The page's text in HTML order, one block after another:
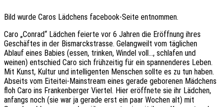
Bild wurde Caros Lädchens facebook-Seite entnommen.
Caro „Conrad“ Lädchen feierte vor 6 Jahren die Eröffnung ihres
Geschäftes in der Bismarckstrasse. Gelangweilt vom täglichen
Ablauf eines Babies (essen, trinken, Windel voll…, schlafen und
weinen) entschied Caro sich frühzeitig für ein spannenderes Leben.
Mit Kunst, Kultur und intelligenten Menschen sollte es zu tun haben.
Abseits vom Eiteitei-Mainstream eines gerade geborenen Mädchens
floh Caro ins Frankenberger Viertel. Hier eröffnete sie ihr Lädchen,
anfangs noch (sie war ja gerade erst ein paar Wochen alt) mit